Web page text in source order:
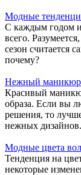
Модные
С каждым годом
всего.
сезон считается
почему?
Нежный маникюр:
Красивый
образа. Если вы
решения, то
нежных дизайнов.
Модные цвета
Тенденция на
некоторые